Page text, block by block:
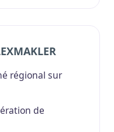
régional sur
de